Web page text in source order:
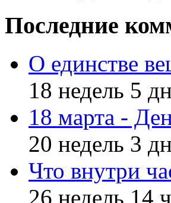
Последние
О единстве
18 недель 5
18 марта -
20 недель 3
Что внутри
26 недель 14